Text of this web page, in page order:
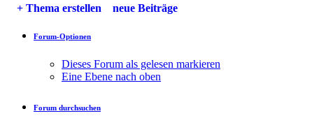
+ Thema erstellen neue Beiträge
Forum-Optionen
Dieses Forum als gelesen markieren
Eine Ebene nach oben
Forum durchsuchen